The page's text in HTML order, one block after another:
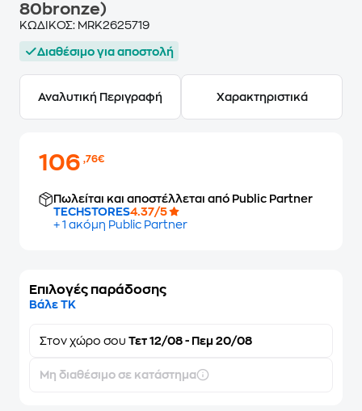
80bronze)
ΚΩΔΙΚΟΣ: MRK2625719
Διαθέσιμο για αποστολή
Αναλυτική Περιγραφή Χαρακτηριστικά
106,76€
Πωλείται και αποστέλλεται από Public Partner
TECHSTORES4.37/5
+ 1 ακόμη Public Partner
Επιλογές παράδοσης
Βάλε ΤΚ
Στον χώρο σου Τετ 12/08 - Πεμ 20/08
Μη διαθέσιμο σε κατάστημα